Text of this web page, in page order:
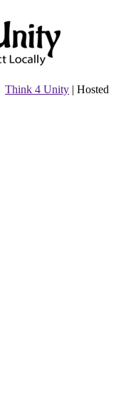
Think 4 Unity | Hosted